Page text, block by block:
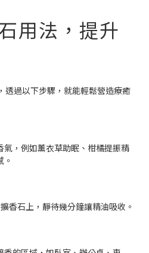
用法，提升
透過以下步驟，就能輕鬆營造療癒
氣，例如薰衣草助眠、柑橘提振精
香石上，靜待幾分鐘讓精油吸收。